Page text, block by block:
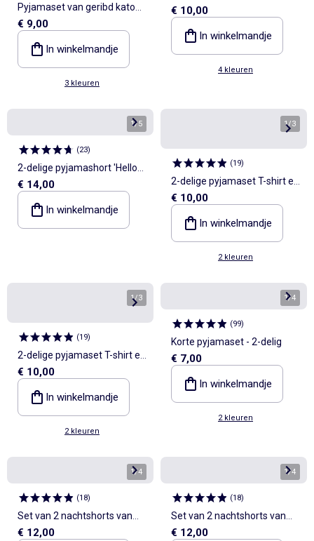
Pyjamaset van geribd katoen
met top en short
€ 9,00
In winkelmandje
3 kleuren
van pointellestof
€ 10,00
In winkelmandje
4 kleuren
1/5
(23)
2-delige pyjamashort 'Hello
Kitty'
€ 14,00
In winkelmandje
1/3
(19)
2-delige pyjamaset T-shirt en
short van pointelle-breisel
€ 10,00
In winkelmandje
2 kleuren
1/3
(19)
2-delige pyjamaset T-shirt en
short van pointelle-breisel
€ 10,00
In winkelmandje
2 kleuren
1/4
(99)
Korte pyjamaset - 2-delig
€ 7,00
In winkelmandje
2 kleuren
1/4
(18)
Set van 2 nachtshorts van
katoenpopeline
€ 12,00
1/4
(18)
Set van 2 nachtshorts van
katoenpopeline
€ 12,00